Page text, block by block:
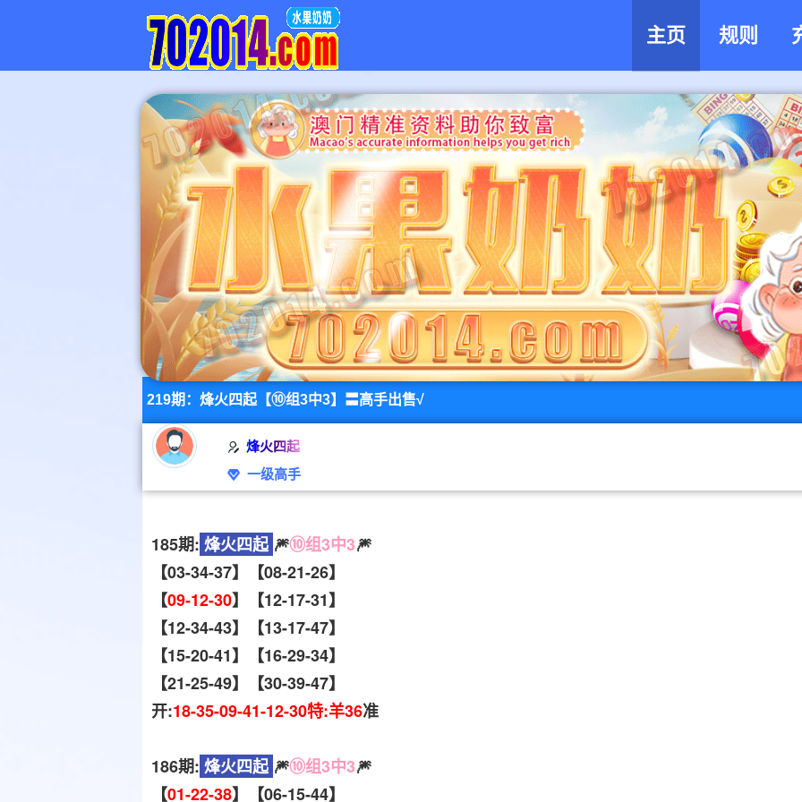
主页 规则
219期：烽火四起【⑩组3中3】〓高手出售√
烽火四起
一级高手
185期: 烽火四起 🎆⑩组3中3🎆
【03-34-37】【08-21-26】
【09-12-30】【12-17-31】
【12-34-43】【13-17-47】
【15-20-41】【16-29-34】
【21-25-49】【30-39-47】
开:18-35-09-41-12-30特:羊36准
186期: 烽火四起 🎆⑩组3中3🎆
【01-22-38】【06-15-44】